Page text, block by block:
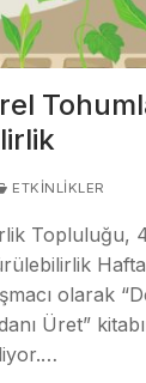
ETKINLIKLER
Topluluğu,
olarak
Üret”